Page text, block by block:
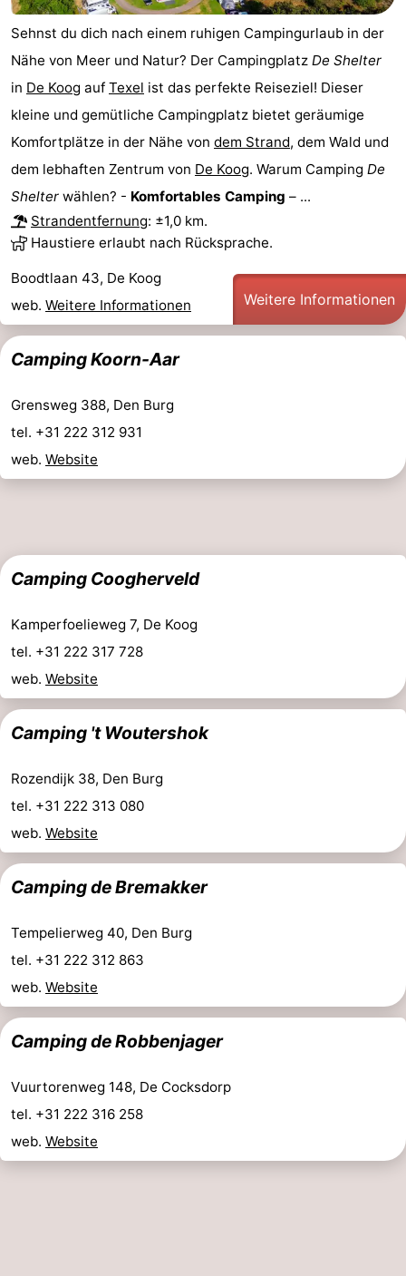
Schoorlse
Bergen
Zee
-
Alkmaar
-
aan
Zee
Noordhollands
duinreservaat
-
Wijk
aan
Zee
-
Natur
Zuid-
Kennermerland
-
Amsterdam
-
Haarlem
-
Zandvoort
Wetter
Kontakt
Sehnst du dich nach einem ruhigen Campingurlaub in der
Nähe von Meer und Natur? Der Campingplatz De Shelter
in De Koog auf Texel ist das perfekte Reiseziel! Dieser
kleine und gemütliche Campingplatz bietet geräumige
Komfortplätze in der Nähe von dem Strand, dem Wald und
dem lebhaften Zentrum von De Koog. Warum Camping De
Shelter wählen? - Komfortables Camping – ...
Strandentfernung: ±1,0 km.
Haustiere erlaubt nach Rücksprache.
Boodtlaan 43, De Koog
web. Weitere Informationen Weitere Informationen
Camping Koorn-Aar
Grensweg 388, Den Burg
tel. +31 222 312 931
web. Website
Camping Coogherveld
Kamperfoelieweg 7, De Koog
tel. +31 222 317 728
web. Website
Camping 't Woutershok
Rozendijk 38, Den Burg
tel. +31 222 313 080
web. Website
Camping de Bremakker
Tempelierweg 40, Den Burg
tel. +31 222 312 863
web. Website
Camping de Robbenjager
Vuurtorenweg 148, De Cocksdorp
tel. +31 222 316 258
web. Website